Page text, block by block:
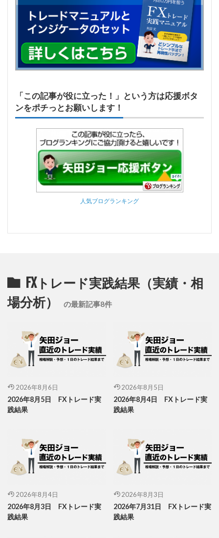
「この記事が役に立った！」という方は応援ボタ
ンをポチっとお願いします！
人気ブログランキング
FXトレード実践結果（実績・相
場分析）
の最新記事8件
2026年8月6日
2026年8月5日 FXトレード実
践結果
2026年8月5日
2026年8月4日 FXトレード実
践結果
2026年8月4日
2026年8月3日 FXトレード実
践結果
2026年8月3日
2026年7月31日 FXトレード実
践結果